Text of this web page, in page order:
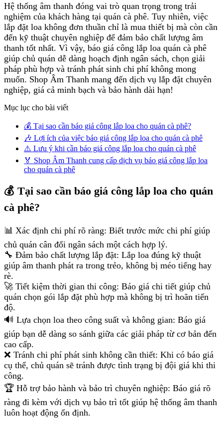
Hệ thống âm thanh đóng vai trò quan trọng trong trải
nghiệm của khách hàng tại quán cà phê. Tuy nhiên, việc
lắp đặt loa không đơn thuần chỉ là mua thiết bị mà còn cần
đến kỹ thuật chuyên nghiệp để đảm bảo chất lượng âm
thanh tốt nhất. Vì vậy, báo giá công lắp loa quán cà phê
giúp chủ quán dễ dàng hoạch định ngân sách, chọn giải
pháp phù hợp và tránh phát sinh chi phí không mong
muốn. Shop Âm Thanh mang đến dịch vụ lắp đặt chuyên
nghiệp, giá cả minh bạch và bảo hành dài hạn!
Mục lục cho bài viết
💰 Tại sao cần báo giá công lắp loa cho quán cà phê?
🎶 Lợi ích của việc báo giá công lắp loa cho quán cà phê
⚠️ Lưu ý khi cần báo giá công lắp loa cho quán cà phê
🏅 Shop Âm Thanh cung cấp dịch vụ báo giá công lắp loa
cho quán cà phê
💰 Tại sao cần báo giá công lắp loa cho quán
cà phê?
📊 Xác định chi phí rõ ràng: Biết trước mức chi phí giúp
chủ quán cân đối ngân sách một cách hợp lý.
🔧 Đảm bảo chất lượng lắp đặt: Lắp loa đúng kỹ thuật
giúp âm thanh phát ra trong trẻo, không bị méo tiếng hay
rè.
🚀 Tiết kiệm thời gian thi công: Báo giá chi tiết giúp chủ
quán chọn gói lắp đặt phù hợp mà không bị trì hoãn tiến
độ.
🔊 Lựa chọn loa theo công suất và không gian: Báo giá
giúp bạn dễ dàng so sánh giữa các giải pháp từ cơ bản đến
cao cấp.
❌ Tránh chi phí phát sinh không cần thiết: Khi có báo giá
cụ thể, chủ quán sẽ tránh được tình trạng bị đội giá khi thi
công.
🏆 Hỗ trợ bảo hành và bảo trì chuyên nghiệp: Báo giá rõ
ràng đi kèm với dịch vụ bảo trì tốt giúp hệ thống âm thanh
luôn hoạt động ổn định.